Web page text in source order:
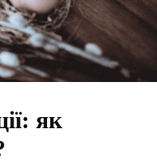
як